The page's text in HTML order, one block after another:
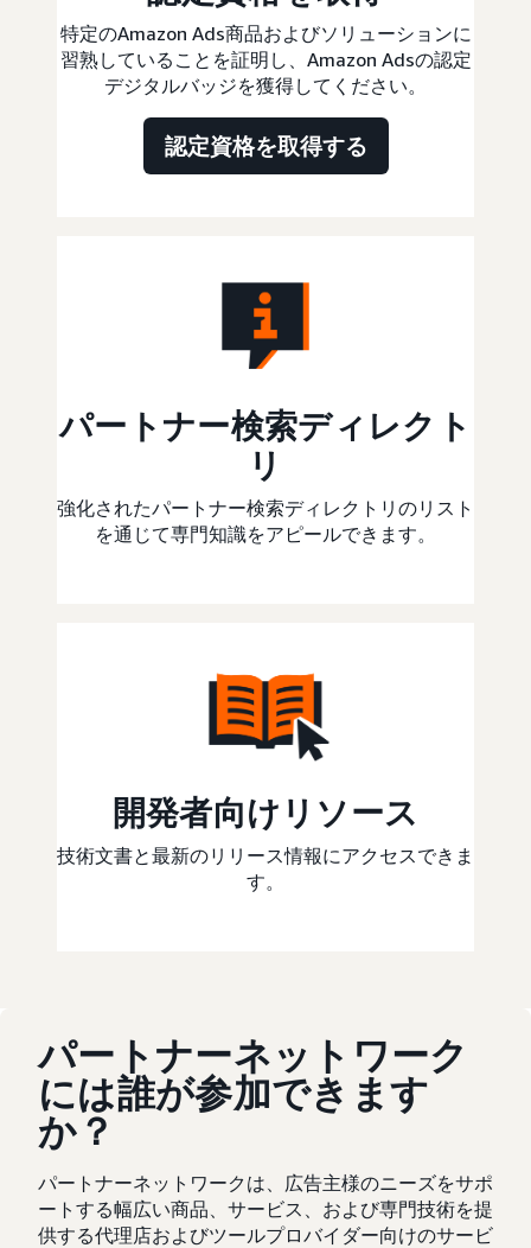
特定のAmazon Ads商品およびソリューションに
習熟していることを証明し、Amazon Adsの認定
デジタルバッジを獲得してください。
認定資格を取得する
パートナー検索ディレクト
リ
強化されたパートナー検索ディレクトリのリスト
を通じて専門知識をアピールできます。
開発者向けリソース
技術文書と最新のリリース情報にアクセスできま
す。
パートナーネットワーク
には誰が参加できます
か？
パートナーネットワークは、広告主様のニーズをサポ
ートする幅広い商品、サービス、および専門技術を提
供する代理店およびツールプロバイダー向けのサービ